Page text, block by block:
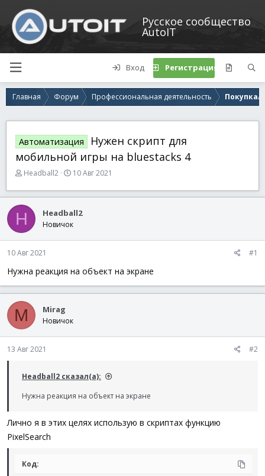
Русское сообщество
AutoIT
Вход Регистрация
Главная Форум Профессиональная деятельность Покупка/
Автоматизация
Нужен скрипт для
мобильной игры на bluestacks 4
А
т
о
р
т
е
ы
Headball2
Д
т
н
а
а
10 Авг 2021
H Headball2
Новичок
10 Авг 2021 #1
Нужна реакция на объект на экране
M Mirag
Новичок
13 Авг 2021 #2
Headball2 сказал(а):
Нужна реакция на объект на экране
Лично я в этих целях использую в скриптах функцию
PixelSearch
Код: